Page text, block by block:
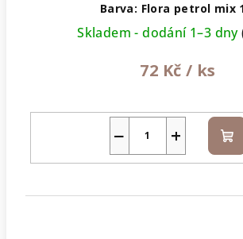
Barva: Flora petrol mix
Skladem - dodání 1–3 dny
72 Kč / ks
+
− Do